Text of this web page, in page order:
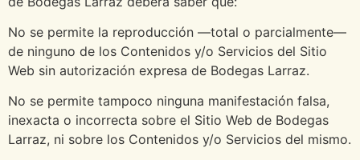
No se permite la reproducción —total o parcialmente—
de ninguno de los Contenidos y/o Servicios del Sitio
Web sin autorización expresa de Bodegas Larraz.
No se permite tampoco ninguna manifestación falsa,
inexacta o incorrecta sobre el Sitio Web de Bodegas
Larraz, ni sobre los Contenidos y/o Servicios del mismo.